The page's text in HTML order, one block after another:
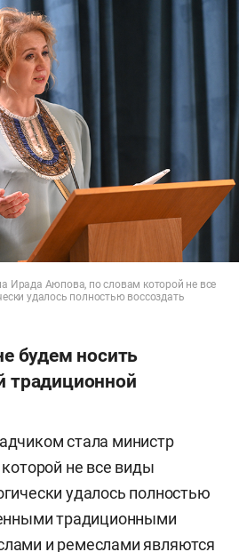
Ирада Аюпова, по словам которой не все
удалось полностью воссоздать
будем носить
традиционной
стала министр
не все виды
удалось полностью
традиционными
и ремеслами являются